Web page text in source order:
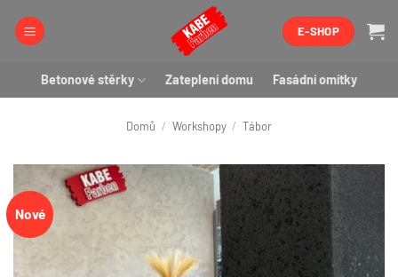
E-SHOP
Betonové stěrky Zateplení domu Fasádní omítky
Domů / Workshopy / Tábor
Nové